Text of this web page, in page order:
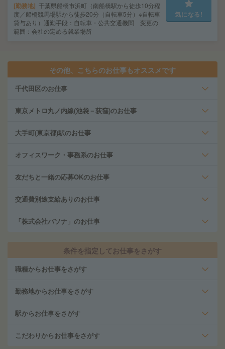
勤務地 千葉県船橋市浜町（南船橋駅から徒歩10分程
度／船橋競馬場駅から徒歩20分（自転車5分）※自転車
貸与あり）通勤手段：自転車・公共交通機関 変更の
範囲：会社の定める就業場所
気になる!
その他、こちらのお仕事もオススメです
千代田区のお仕事
東京メトロ丸ノ内線(池袋－荻窪)のお仕事
大手町(東京都)駅のお仕事
オフィスワーク・事務系のお仕事
友だちと一緒の応募OKのお仕事
交通費別途支給ありのお仕事
「株式会社パソナ」のお仕事
条件を指定してお仕事をさがす
職種からお仕事をさがす
勤務地からお仕事をさがす
駅からお仕事をさがす
こだわりからお仕事をさがす